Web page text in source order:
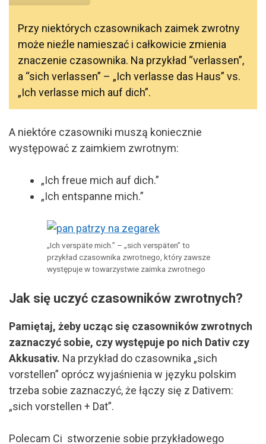
Przy niektórych czasownikach zaimek zwrotny
może nieźle namieszać i całkowicie zmienia
znaczenie czasownika. Na przykład “verlassen”,
a “sich verlassen” – „Ich verlasse das Haus” vs.
„Ich verlasse mich auf dich”.
A niektóre czasowniki muszą koniecznie
występować z zaimkiem zwrotnym:
„Ich freue mich auf dich.”
„Ich entspanne mich.”
„Ich verspäte mich.” – „sich verspäten” to
przykład czasownika zwrotnego, który zawsze
występuje w towarzystwie zaimka zwrotnego
Jak się uczyć czasowników zwrotnych?
Pamiętaj, żeby ucząc się czasowników zwrotnych
zaznaczyć sobie, czy występuje po nich Dativ czy
Akkusativ. Na przykład do czasownika „sich
vorstellen” oprócz wyjaśnienia w języku polskim
trzeba sobie zaznaczyć, że łączy się z Dativem:
„sich vorstellen + Dat”.
Polecam Ci stworzenie sobie przykładowego